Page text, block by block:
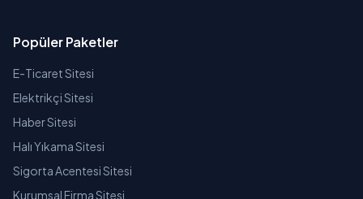
Popüler Paketler
E-Ticaret Sitesi
Elektrikçi Sitesi
Haber Sitesi
Halı Yıkama Sitesi
Sigorta Acentesi Sitesi
Kurumsal Firma Sitesi